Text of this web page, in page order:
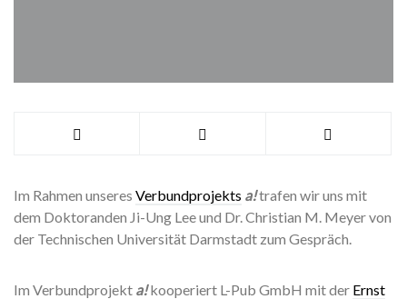
Im Rahmen unseres Verbundprojekts a!trafen wir uns mit
dem Doktoranden Ji-Ung Lee und Dr. Christian M. Meyer von
der Technischen Universität Darmstadt zum Gespräch.
Im Verbundprojekt a!kooperiert L-Pub GmbH mit der Ernst